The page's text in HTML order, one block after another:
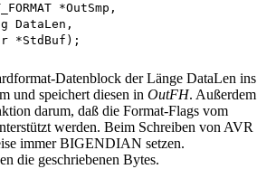
*OutSmp,
DataLen,
Datenblock der Länge DataLen ins
und speichert diesen in OutFH. Außerdem
darum, daß die Format-Flags vom
werden. Beim Schreiben von AVR
immer BIGENDIAN setzen.
die geschriebenen Bytes.